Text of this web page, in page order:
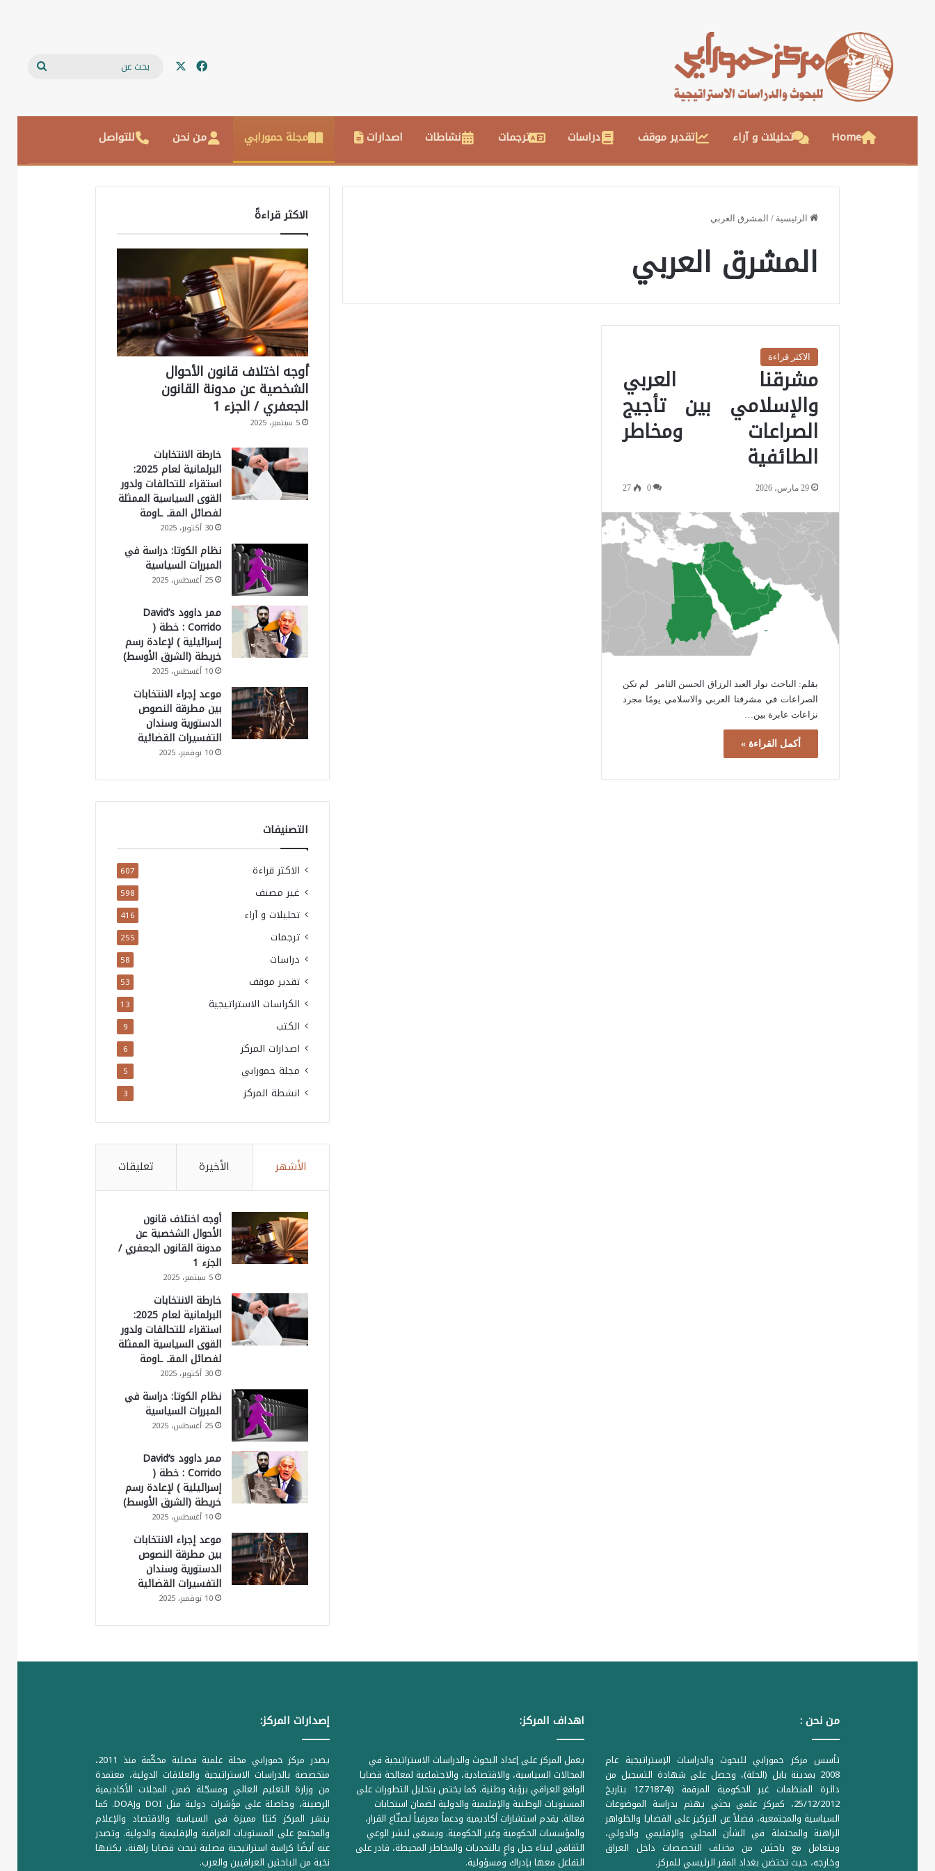
فيسبوك
Home تحليلات و آراء تقدير موقف دراسات ترجمات نشاطات اصدارات مجلة حمورابي من نحن للتواصل
الرئيسية / المشرق العربي
المشرق العربي
الاكثر قراءة
مشرقنا العربي
والإسلامي بين تأجيج
الصراعات ومخاطر
الطائفية
29 مارس، 2026 0
27
بقلم: الباحث نوار العبد الرزاق الحسن الثامر لم تكن
الصراعات في مشرقنا العربي والاسلامي يومًا مجرد
نزاعات عابرة بين…
أكمل القراءة »
الاكثر قراءةً
أوجه اختلاف قانون الأحوال
الشخصية عن مدونة القانون
الجعفري / الجزء 1
5 سبتمبر، 2025
خارطة الانتخابات
البرلمانية لعام 2025:
استقراء للتحالفات ولدور
القوى السياسية الممثلة
لفصائل المقـ ـاومة
30 أكتوبر، 2025
نظام الكوتا: دراسة في
المبررات السياسية
25 أغسطس، 2025
ممر داوود David’s
Corrido : خطة (
إسرائيلية ) لإعادة رسم
خريطة (الشرق الأوسط)
10 أغسطس، 2025
موعد إجراء الانتخابات
بين مطرقة النصوص
الدستورية وسندان
التفسيرات القضائية
10 نوفمبر، 2025
التصنيفات
الاكثر قراءة 607
غير مصنف 598
تحليلات و آراء 416
ترجمات 255
دراسات 58
تقدير موقف 53
الكراسات الاستراتيجية 13
الكتب 9
اصدارات المركز 6
مجلة حمورابي 5
انشطة المركز 3
الأشهر الأخيرة تعليقات
أوجه اختلاف قانون
الأحوال الشخصية عن
مدونة القانون الجعفري /
الجزء 1
5 سبتمبر، 2025
خارطة الانتخابات
البرلمانية لعام 2025:
استقراء للتحالفات ولدور
القوى السياسية الممثلة
لفصائل المقـ ـاومة
30 أكتوبر، 2025
نظام الكوتا: دراسة في
المبررات السياسية
25 أغسطس، 2025
ممر داوود David’s
Corrido : خطة (
إسرائيلية ) لإعادة رسم
خريطة (الشرق الأوسط)
10 أغسطس، 2025
موعد إجراء الانتخابات
بين مطرقة النصوص
الدستورية وسندان
التفسيرات القضائية
10 نوفمبر، 2025
من نحن :
تأسس مركز حمورابي للبحوث والدراسات الإستراتيجية عام
2008 بمدينة بابل (الحلة)، وحصل على شهادة التسجيل من
دائرة المنظمات غير الحكومية المرقمة ((1Z71874 بتاريخ
25/12/2012، كمركز علمي بحثي يهتم بدراسة الموضوعات
السياسية والمجتمعية، فضلاً عن التركيز على القضايا والظواهر
الراهنة والمحتملة في الشأن المحلي والإقليمي والدولي،
ويتعامل مع باحثين من مختلف التخصصات داخل العراق
وخارجه، حيث تحتضن بغداد المقر الرئيسي للمركز.
اهداف المركز:
يعمل المركز على إعداد البحوث والدراسات الاستراتيجية في
المجالات السياسية، والاقتصادية، والاجتماعية لمعالجة قضايا
الواقع العراقي برؤية وطنية. كما يختص بتحليل التطورات على
المستويات الوطنية والإقليمية والدولية لضمان استجابات
فعالة. يقدم استشارات أكاديمية ودعماً معرفياً لصنّاع القرار،
والمؤسسات الحكومية وغير الحكومية. ويسعى لنشر الوعي
الثقافي لبناء جيل واعٍ بالتحديات والمخاطر المحيطة، قادر على
التفاعل معها بإدراك ومسؤولية.
إصدارات المركز:
يصدر مركز حمورابي مجلة علمية فصلية محكّمة منذ 2011،
متخصصة بالدراسات الاستراتيجية والعلاقات الدولية، معتمدة
من وزارة التعليم العالي ومسجّلة ضمن المجلات الأكاديمية
الرصينة، وحاصلة على مؤشرات دولية مثل DOI وDOAJ. كما
ينشر المركز كتبًا مميزة في السياسة والاقتصاد والإعلام
والمجتمع على المستويات العراقية والإقليمية والدولية. وتصدر
عنه أيضًا كراسة استراتيجية فصلية تبحث قضايا راهنة، يكتبها
نخبة من الباحثين العراقيين والعرب.